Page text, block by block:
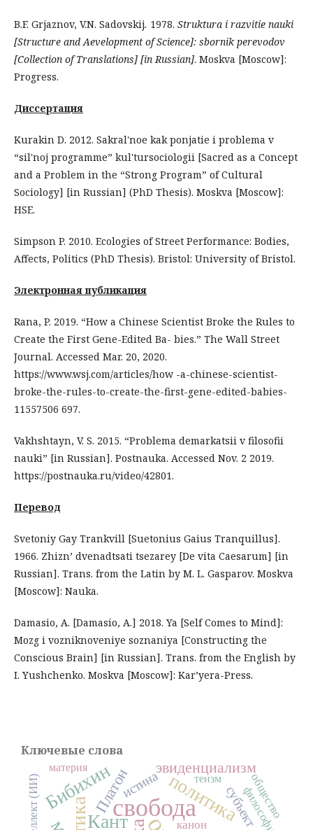
B.F. Grjaznov, V.N. Sadovskij. 1978. Struktura i razvitie nauki
[Structure and Aevelopment of Science]: sbornik perevodov
[Collection of Translations] [in Russian]. Moskva [Moscow]:
Progress.
Диссертация
Kurakin D. 2012. Sakral'noe kak ponjatie i problema v
“sil'noj programme” kul'tursociologii [Sacred as a Concept
and a Problem in the “Strong Program” of Cultural
Sociology] [in Russian] (PhD Thesis). Moskva [Moscow]:
HSE.
Simpson P. 2010. Ecologies of Street Performance: Bodies,
Affects, Politics (PhD Thesis). Bristol: University of Bristol.
Электронная публикация
Rana, P. 2019. “How a Chinese Scientist Broke the Rules to
Create the First Gene-Edited Ba- bies.” The Wall Street
Journal. Accessed Mar. 20, 2020.
https://www.wsj.com/articles/how -a-chinese-scientist-
broke-the-rules-to-create-the-first-gene-edited-babies-
11557506 697.
Vakhshtayn, V. S. 2015. “Problema demarkatsii v filosofii
nauki” [in Russian]. Postnauka. Accessed Nov. 2 2019.
https://postnauka.ru/video/42801.
Перевод
Svetoniy Gay Trankvill [Suetonius Gaius Tranquillus].
1966. Zhizn’ dvenadtsati tsezarey [De vita Caesarum] [in
Russian]. Trans. from the Latin by M. L. Gasparov. Moskva
[Moscow]: Nauka.
Damasio, A. [Damasio, A.] 2018. Ya [Self Comes to Mind]:
Mozg i vozniknoveniye soznaniya [Constructing the
Conscious Brain] [in Russian]. Trans. from the English by
I. Yushchenko. Moskva [Moscow]: Kar’yera-Press.
Ключевые слова
свобода
Кант
этика политика
Бибихин
Платон эвиденциализм
субъект
истина философия
канон
общество
теизм
материя